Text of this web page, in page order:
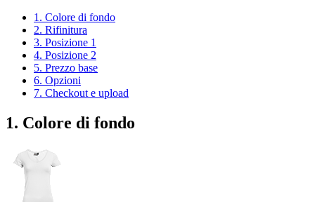
1. Colore di fondo
2. Rifinitura
3. Posizione 1
4. Posizione 2
5. Prezzo base
6. Opzioni
7. Checkout e upload
1. Colore di fondo